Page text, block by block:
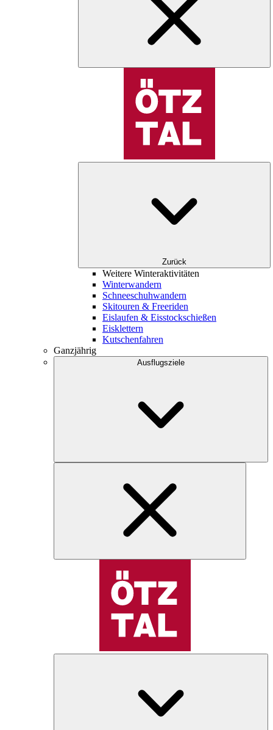
Zurück
Weitere Winteraktivitäten
Winterwandern
Schneeschuhwandern
Skitouren & Freeriden
Eislaufen & Eisstockschießen
Eisklettern
Kutschenfahren
Ganzjährig
Ausflugsziele